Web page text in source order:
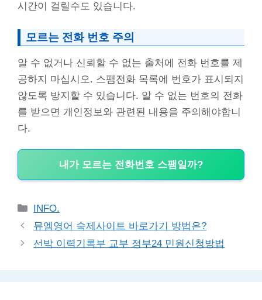
시간이 걸릴수도 있습니다.
모르는 전화 번호 주의
알 수 없거나 신뢰할 수 없는 출처에 전화 번호를 제
공하지 마십시오. 스팸전화 목록에 번호가 표시되지
않도록 방지할 수 있습니다. 알 수 없는 번호의 전화
를 받으면 개인정보와 관련된 내용을 주의해야합니
다.
내가 모르는 전화번호 스팸일까?
Categories
INFO.
뮤엠영어 숙제사이트 바로가기 방법은?
선박 이력기록부 교부 정부24 민원신청방법